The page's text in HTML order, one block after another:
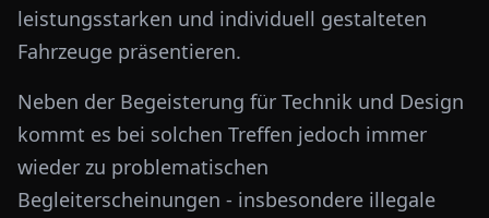
leistungsstarken und individuell gestalteten
Fahrzeuge präsentieren.
Neben der Begeisterung für Technik und Design
kommt es bei solchen Treffen jedoch immer
wieder zu problematischen
Begleiterscheinungen - insbesondere illegale